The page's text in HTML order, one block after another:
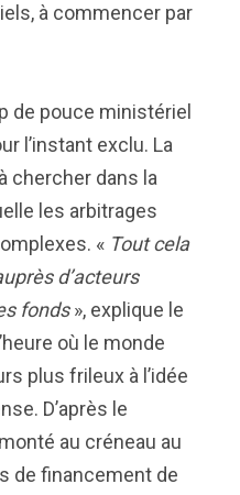
à commencer par
de pouce ministériel
l’instant exclu. La
chercher dans la
les arbitrages
« Tout cela
d’acteurs
fonds», explique le
où le monde
plus frileux à l’idée
D’après le
au créneau au
de financement de